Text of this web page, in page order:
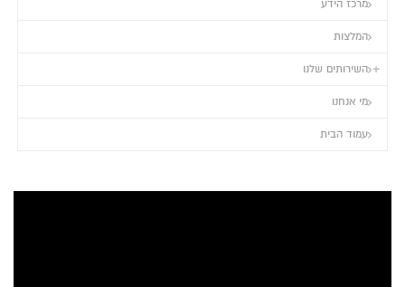
מרכז הידע
המלצות
השירותים שלנו
מי אנחנו
עמוד הבית